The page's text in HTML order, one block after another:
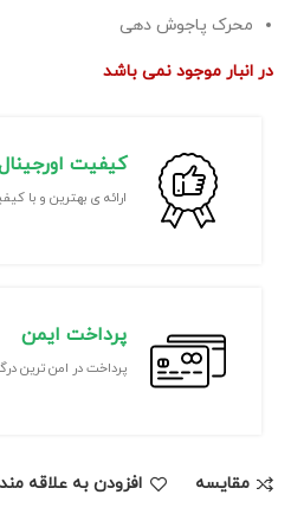
محرک پاجوش دهی
در انبار موجود نمی باشد
کیفیت
ارائه ی بهترین و با
پرداخت ایمن
پرداخت در امن ترین
مقايسه افزودن به علاقه